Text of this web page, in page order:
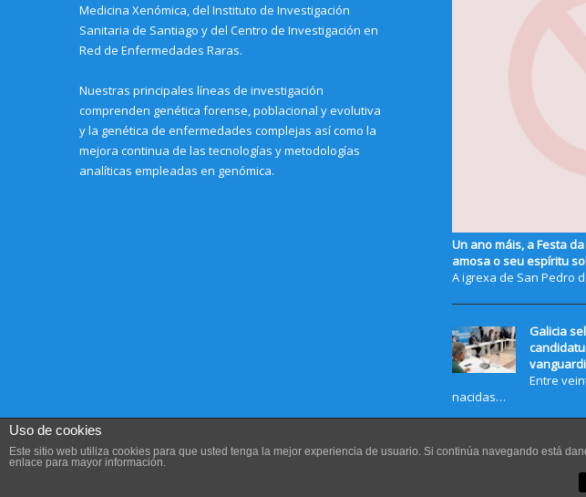
Medicina Xenómica, del Instituto de Investigación
Sanitaria de Santiago y del Centro de Investigación en
Red de Enfermedades Raras.
Nuestras principales líneas de investigación
comprenden genética forense, poblacional y evolutiva
y la genética de enfermedades complejas así como la
mejora continua de las tecnologías y metodologías
analíticas empleadas en genómica.
Un ano máis, a Festa
amosa o seu espíritu
A igrexa de San Pedro
Galicia
Entre
nacidas…
Uso de cookies
Este sitio web utiliza cookies para que usted tenga la mejor experiencia de usuario. Si continúa navegando está
enlace para mayor información.